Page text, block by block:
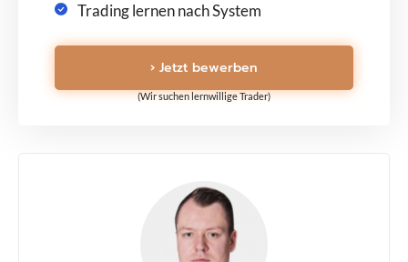
Trading lernen nach System
› Jetzt bewerben
(Wir suchen lernwillige Trader)